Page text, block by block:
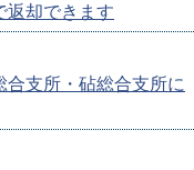
返却できます
支所・砧総合支所に